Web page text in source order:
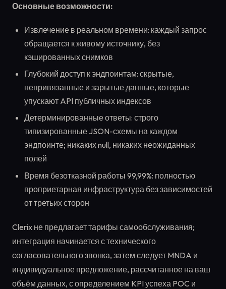
Основные возможности:
Извлечение в реальном времени: каждый запрос
обращается к живому источнику, без
кэшированных снимков
Глубокий доступ к эндпоинтам: скрытые,
непривязанные и зарытые данные, которые
упускают API публичных индексов
Детерминированные ответы: строго
типизированные JSON-схемы на каждом
эндпоинте; никаких null, никаких неожиданных
полей
Время безотказной работы 99,99%: полностью
проприетарная инфраструктура без зависимостей
от третьих сторон
Clerix не предлагает тарифы самообслуживания;
интеграция начинается с технического
согласовательного звонка, затем следует MNDA и
индивидуальное предложение, рассчитанное на ваш
объём данных, с определением KPI успеха POC и